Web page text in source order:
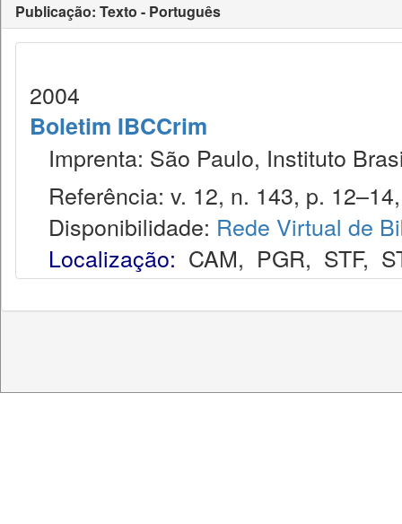
Publicação: Texto - Português
2004
Boletim IBCCrim
Imprenta: São Paulo, Instituto
Referência: v. 12, n. 143, p.
Disponibilidade: Rede Virtual de
Localização: CAM, PGR, STF,